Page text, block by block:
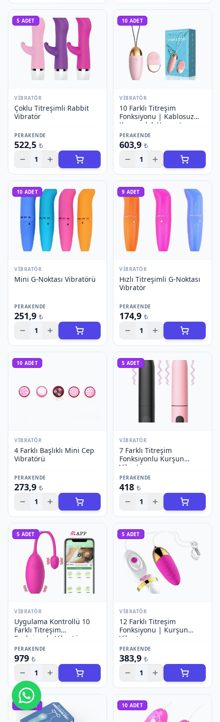
5 ADET
VIBRATÖR
Çoklu Titreşimli Rabbit
Vibratör
PERAKENDE
522,5 ₺
1
10 ADET
VIBRATÖR
10 Farklı Titreşim
Fonksiyonu | Kablosuz
Kumandalı Yumurta
Vibratör
PERAKENDE
603,9 ₺
1
10 ADET
VIBRATÖR
Mini G-Noktası Vibratörü
PERAKENDE
251,9 ₺
1
9 ADET
VIBRATÖR
Hızlı Titreşimli G-Noktası
Vibratör
PERAKENDE
174,9 ₺
1
10 ADET
VIBRATÖR
4 Farklı Başlıklı Mini Cep
Vibratörü
PERAKENDE
273,9 ₺
1
5 ADET
VIBRATÖR
7 Farklı Titreşim
Fonksiyonlu Kurşun
Vibratör
PERAKENDE
418 ₺
1
5 ADET
VIBRATÖR
Uygulama Kontrollü 10
Farklı Titreşim
Fonksiyonlu Vibratör
PERAKENDE
979 ₺
1
5 ADET
VIBRATÖR
12 Farklı Titreşim
Fonksiyonu | Kurşun
Vibratör
PERAKENDE
383,9 ₺
1
10 ADET 10 ADET
Bize Ulaşın